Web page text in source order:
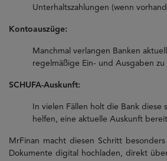
Unterhaltszahlungen (wenn
Kontoauszüge:
Manchmal verlangen Banken
regelmäßige Ein- und Ausgaben zu
SCHUFA-Auskunft:
In vielen Fällen holt die Bank diese
helfen, eine aktuelle Auskunft
MrFinan macht diesen Schritt
Dokumente digital hochladen, direkt